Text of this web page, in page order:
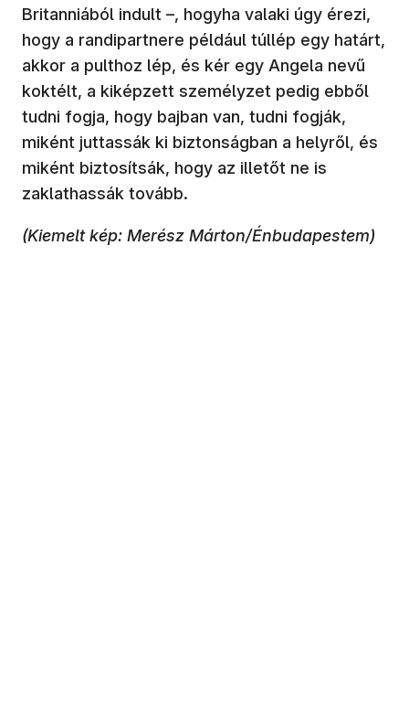
Britanniából indult –, hogyha valaki úgy érezi,
hogy a randipartnere például túllép egy határt,
akkor a pulthoz lép, és kér egy Angela nevű
koktélt, a kiképzett személyzet pedig ebből
tudni fogja, hogy bajban van, tudni fogják,
miként juttassák ki biztonságban a helyről, és
miként biztosítsák, hogy az illetőt ne is
zaklathassák tovább.
(Kiemelt kép: Merész Márton/Énbudapestem)